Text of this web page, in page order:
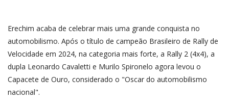
Erechim acaba de celebrar mais uma grande conquista no
automobilismo. Após o título de campeão Brasileiro de Rally de
Velocidade em 2024, na categoria mais forte, a Rally 2 (4x4), a
dupla Leonardo Cavaletti e Murilo Spironelo agora levou o
Capacete de Ouro, considerado o "Oscar do automobilismo
nacional".